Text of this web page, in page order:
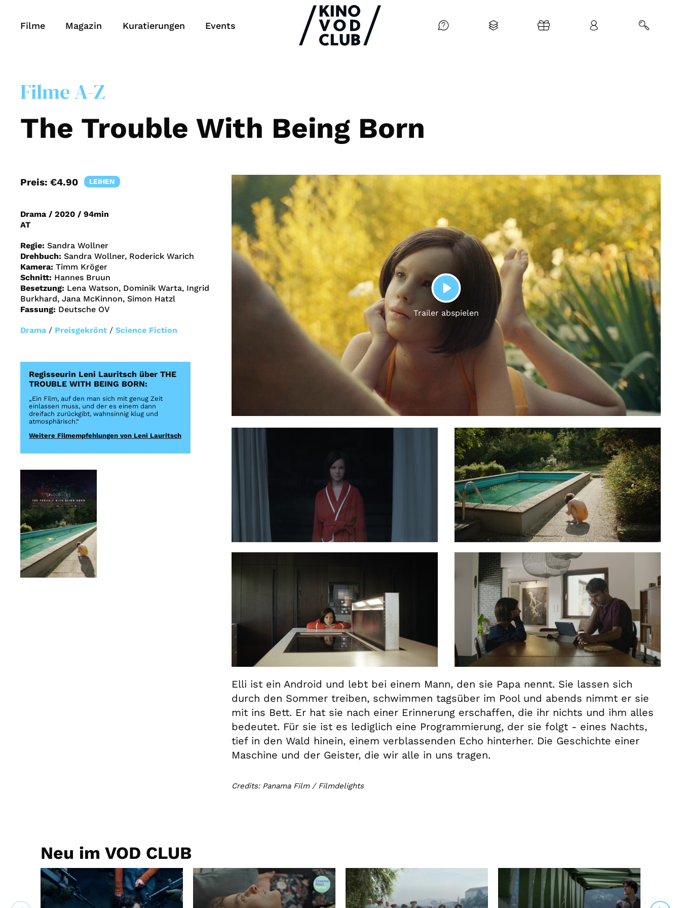
Kuratierungen
Events
So geht’s
Filmpakete
Gutscheine
& Filmpässe
Account
Suche
Filme Magazin Kuratierungen Events
Filme A-Z
The Trouble With Being Born
Preis: €4.90 LEIHEN
PLAY
Trailer abspielen
Drama / 2020 / 94min
AT
Regie: Sandra Wollner
Drehbuch: Sandra Wollner, Roderick Warich
Kamera: Timm Kröger
Schnitt: Hannes Bruun
Besetzung: Lena Watson, Dominik Warta, Ingrid
Burkhard, Jana McKinnon, Simon Hatzl
Fassung: Deutsche OV
Drama / Preisgekrönt / Science Fiction
Regisseurin Leni Lauritsch über THE
TROUBLE WITH BEING BORN:
„Ein Film, auf den man sich mit genug Zeit
einlassen muss, und der es einem dann
dreifach zurückgibt, wahnsinnig klug und
atmosphärisch.“
Weitere Filmempfehlungen von Leni Lauritsch
Elli ist ein Android und lebt bei einem Mann, den sie Papa nennt. Sie lassen sich
durch den Sommer treiben, schwimmen tagsüber im Pool und abends nimmt er sie
mit ins Bett. Er hat sie nach einer Erinnerung erschaffen, die ihr nichts und ihm alles
bedeutet. Für sie ist es lediglich eine Programmierung, der sie folgt - eines Nachts,
tief in den Wald hinein, einem verblassenden Echo hinterher. Die Geschichte einer
Maschine und der Geister, die wir alle in uns tragen.
Credits: Panama Film / Filmdelights
Neu im VOD CLUB